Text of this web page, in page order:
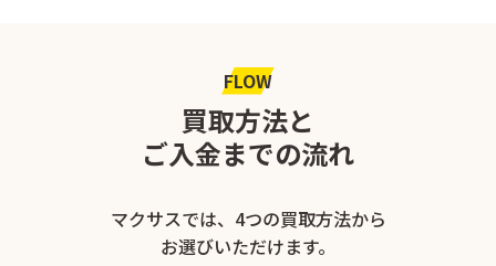
FLOW
買取方法と
ご入金までの流れ
マクサスでは、4つの買取方法から
お選びいただけます。